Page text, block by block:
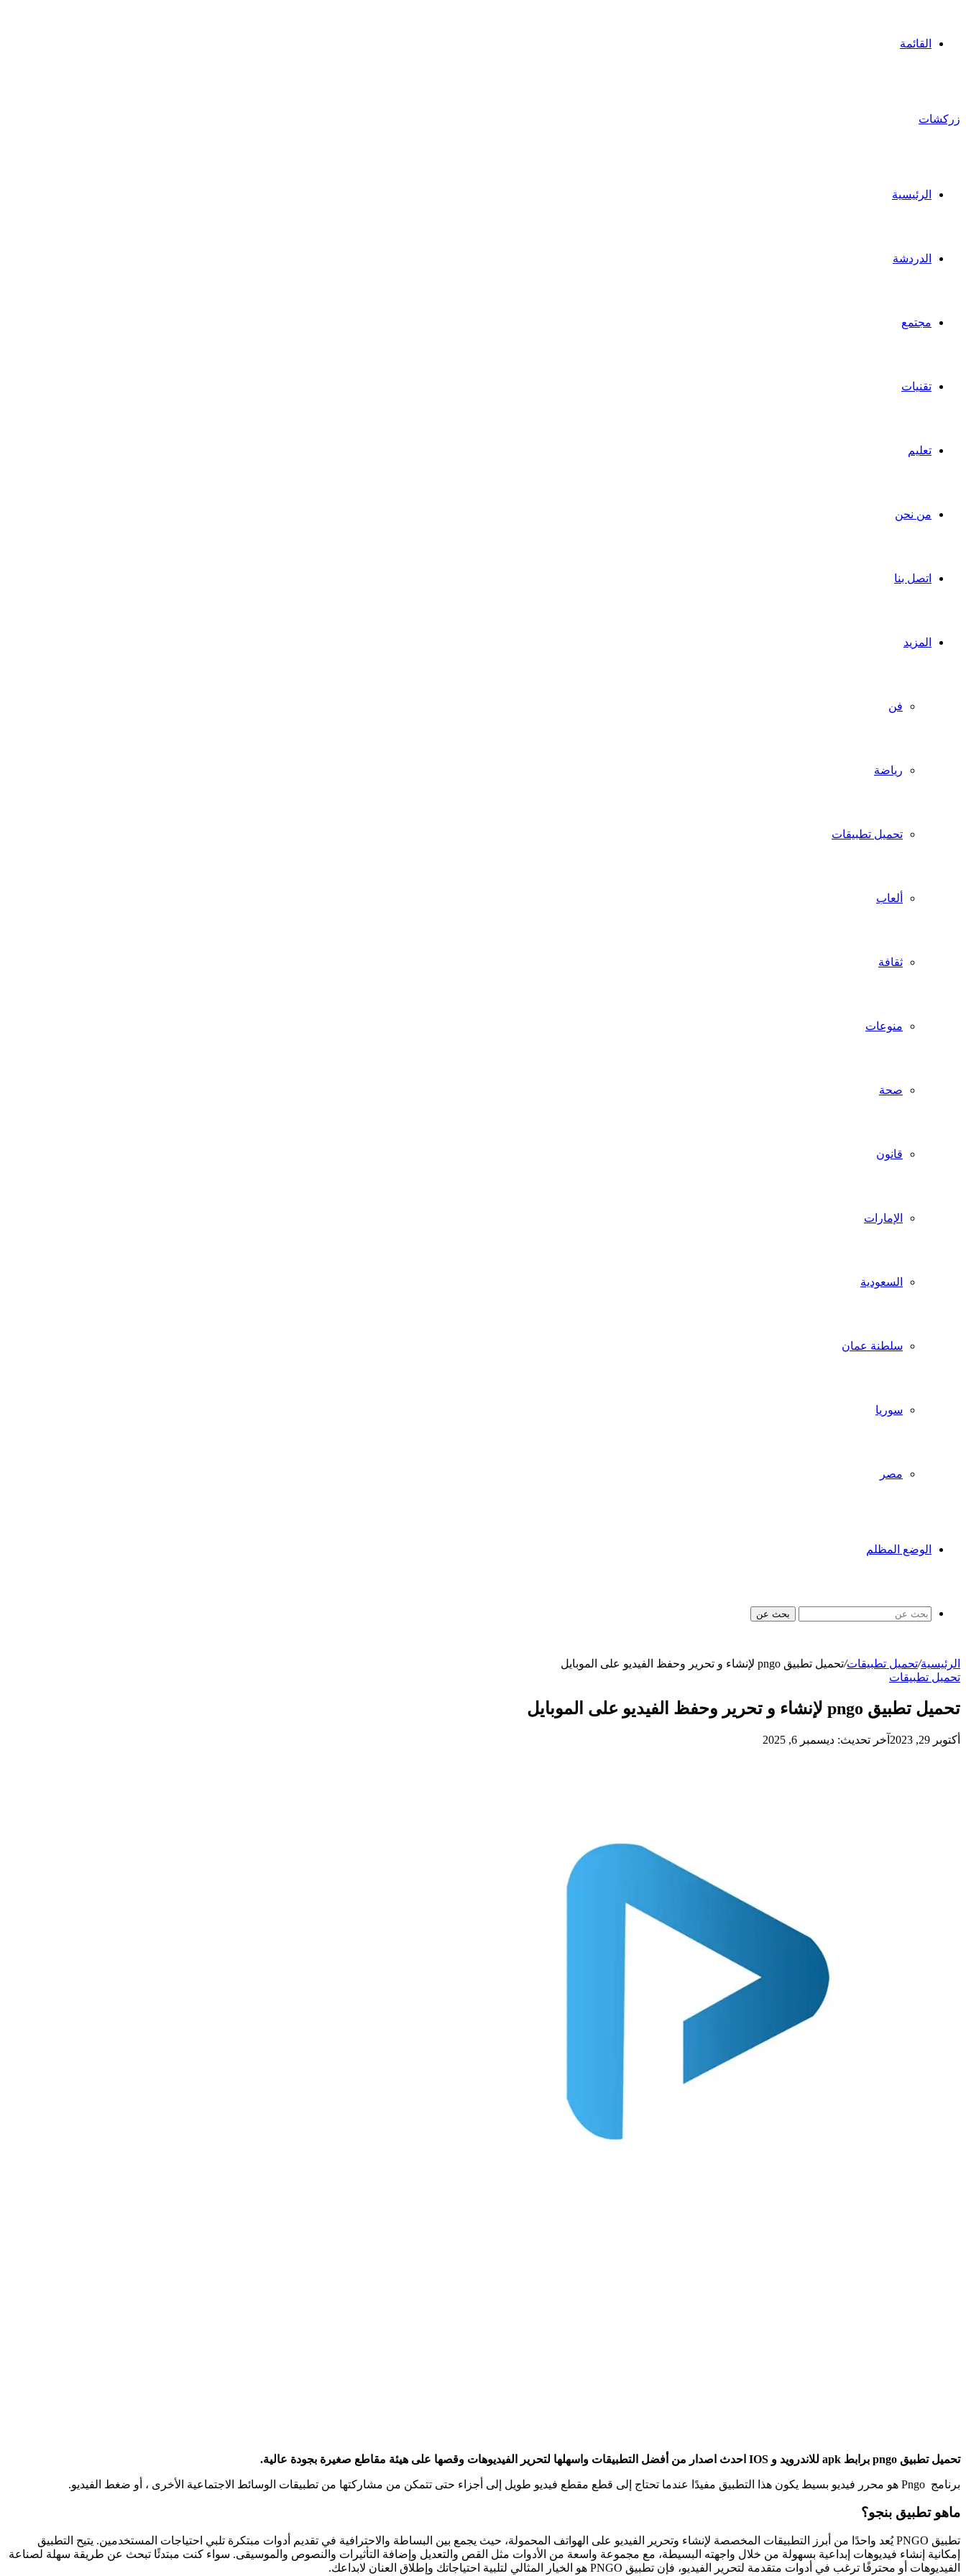
القائمة
زركشات
الرئيسية
الدردشة
مجتمع
تقنيات
تعليم
من نحن
اتصل بنا
المزيد
فن
رياضة
تحميل تطبيقات
ألعاب
ثقافة
منوعات
صحة
قانون
الإمارات
السعودية
سلطنة عمان
سوريا
مصر
الوضع المظلم
بحث عن
الرئيسية/تحميل تطبيقات/تحميل تطبيق pngo لإنشاء و تحرير وحفظ الفيديو على الموبايل
تحميل تطبيقات
تحميل تطبيق pngo لإنشاء و تحرير وحفظ الفيديو على الموبايل
أكتوبر 29, 2023 آخر تحديث: ديسمبر 6, 2025
تحميل تطبيق pngo برابط apk للاندرويد و IOS احدث اصدار من أفضل التطبيقات واسهلها لتحرير الفيديوهات وقصها على هيئة مقاطع صغيرة بجودة عالية.
برنامج Pngo هو محرر فيديو بسيط يكون هذا التطبيق مفيدًا عندما تحتاج إلى قطع مقطع فيديو طويل إلى أجزاء حتى تتمكن من مشاركتها من تطبيقات الوسائط الاجتماعية الأخرى ، أو ضغط الفيديو.
ماهو تطبيق بنجو؟
تطبيق PNGO يُعد واحدًا من أبرز التطبيقات المخصصة لإنشاء وتحرير الفيديو على الهواتف المحمولة، حيث يجمع بين البساطة والاحترافية في تقديم أدوات مبتكرة تلبي احتياجات المستخدمين. يتيح التطبيق
إمكانية إنشاء فيديوهات إبداعية بسهولة من خلال واجهته البسيطة، مع مجموعة واسعة من الأدوات مثل القص والتعديل وإضافة التأثيرات والنصوص والموسيقى. سواء كنت مبتدئًا تبحث عن طريقة سهلة لصناعة
الفيديوهات أو محترفًا ترغب في أدوات متقدمة لتحرير الفيديو، فإن تطبيق PNGO هو الخيار المثالي لتلبية احتياجاتك وإطلاق العنان لابداعك.